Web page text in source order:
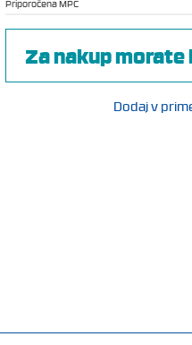
Priporočena MPC
Za nakup
Dodaj v